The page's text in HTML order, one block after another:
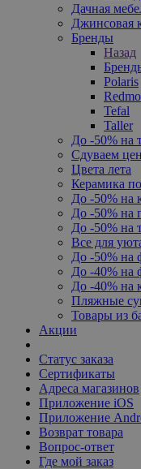
Дачная
Джинсовая
Бренды
Назад
Polaris
Tefal
Taller
До -50% на
Сдуваем
Цвета лета
Керамика
До -50% на
До -50% на
До -50% на
Все для
До -50% на
До -40% на
До -40% на
Пляжные
Товары из
Акции
Статус заказа
Сертификаты
Адреса магазинов
Приложение iOS
Приложение
Возврат товара
Вопрос-ответ
Где мой заказ